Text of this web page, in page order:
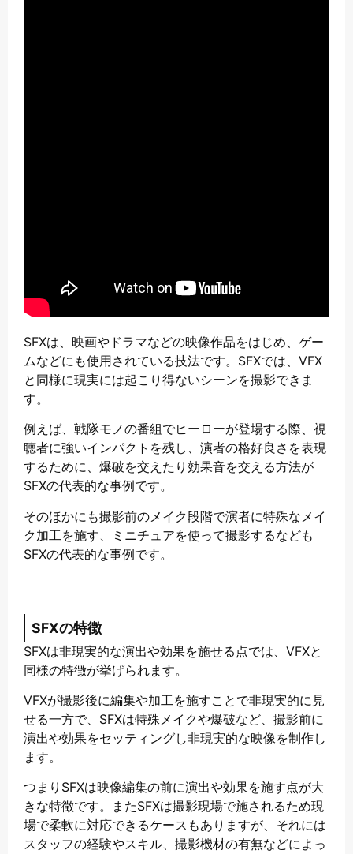
SFXは、映画やドラマなどの映像作品をはじめ、ゲー
ムなどにも使用されている技法です。SFXでは、VFX
と同様に現実には起こり得ないシーンを撮影できま
す。
例えば、戦隊モノの番組でヒーローが登場する際、視
聴者に強いインパクトを残し、演者の格好良さを表現
するために、爆破を交えたり効果音を交える方法が
SFXの代表的な事例です。
そのほかにも撮影前のメイク段階で演者に特殊なメイ
ク加工を施す、ミニチュアを使って撮影するなども
SFXの代表的な事例です。
SFXの特徴
SFXは非現実的な演出や効果を施せる点では、VFXと
同様の特徴が挙げられます。
VFXが撮影後に編集や加工を施すことで非現実的に見
せる一方で、SFXは特殊メイクや爆破など、撮影前に
演出や効果をセッティングし非現実的な映像を制作し
ます。
つまりSFXは映像編集の前に演出や効果を施す点が大
きな特徴です。またSFXは撮影現場で施されるため現
場で柔軟に対応できるケースもありますが、それには
スタッフの経験やスキル、撮影機材の有無などによっ